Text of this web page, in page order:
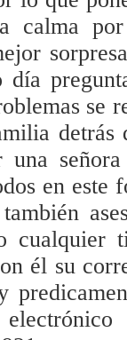
calma
día
se
detrás
en este
cualquier
él su